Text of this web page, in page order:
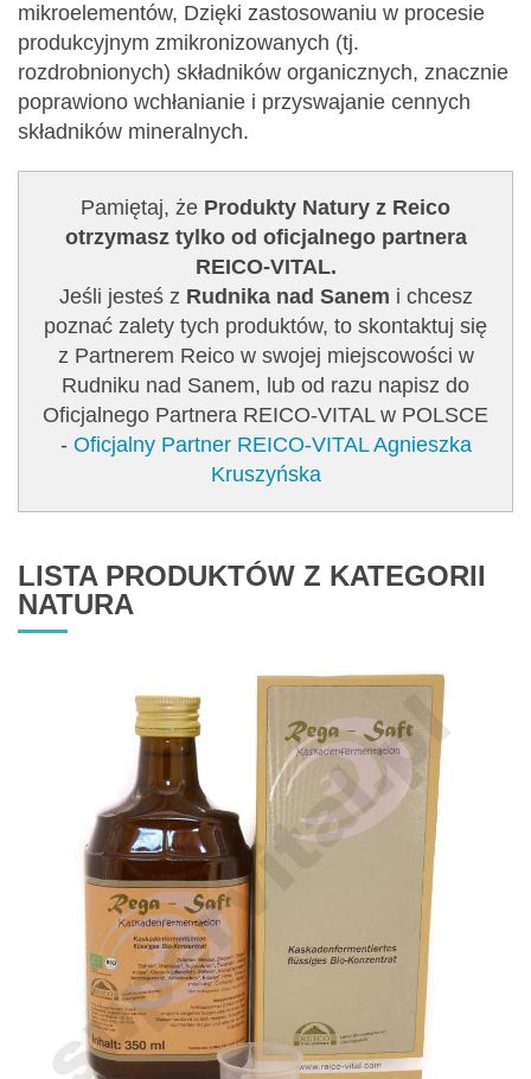
mikroelementów, Dzięki zastosowaniu w procesie
produkcyjnym zmikronizowanych (tj.
rozdrobnionych) składników organicznych, znacznie
poprawiono wchłanianie i przyswajanie cennych
składników mineralnych.
Pamiętaj, że Produkty Natury z Reico
otrzymasz tylko od oficjalnego partnera
REICO-VITAL.
Jeśli jesteś z Rudnika nad Sanem i chcesz
poznać zalety tych produktów, to skontaktuj się
z Partnerem Reico w swojej miejscowości w
Rudniku nad Sanem, lub od razu napisz do
Oficjalnego Partnera REICO-VITAL w POLSCE
- Oficjalny Partner REICO-VITAL Agnieszka
Kruszyńska
LISTA PRODUKTÓW Z KATEGORII
NATURA